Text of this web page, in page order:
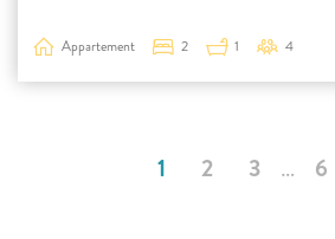
Appartement 2 1 4
1 2 3 … 6